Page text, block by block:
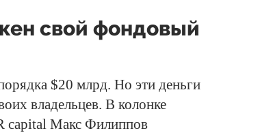
свой фондовый
$20 млрд. Но эти деньги
владельцев. В колонке
capital Макс Филиппов